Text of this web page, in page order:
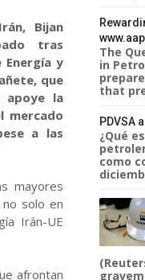
Bijan
tras
Energía y
que
apoye la
mercado
a las
mayores
solo en
Irán-UE
afrontan
The
in
that
PDVSA
¿Qué
como